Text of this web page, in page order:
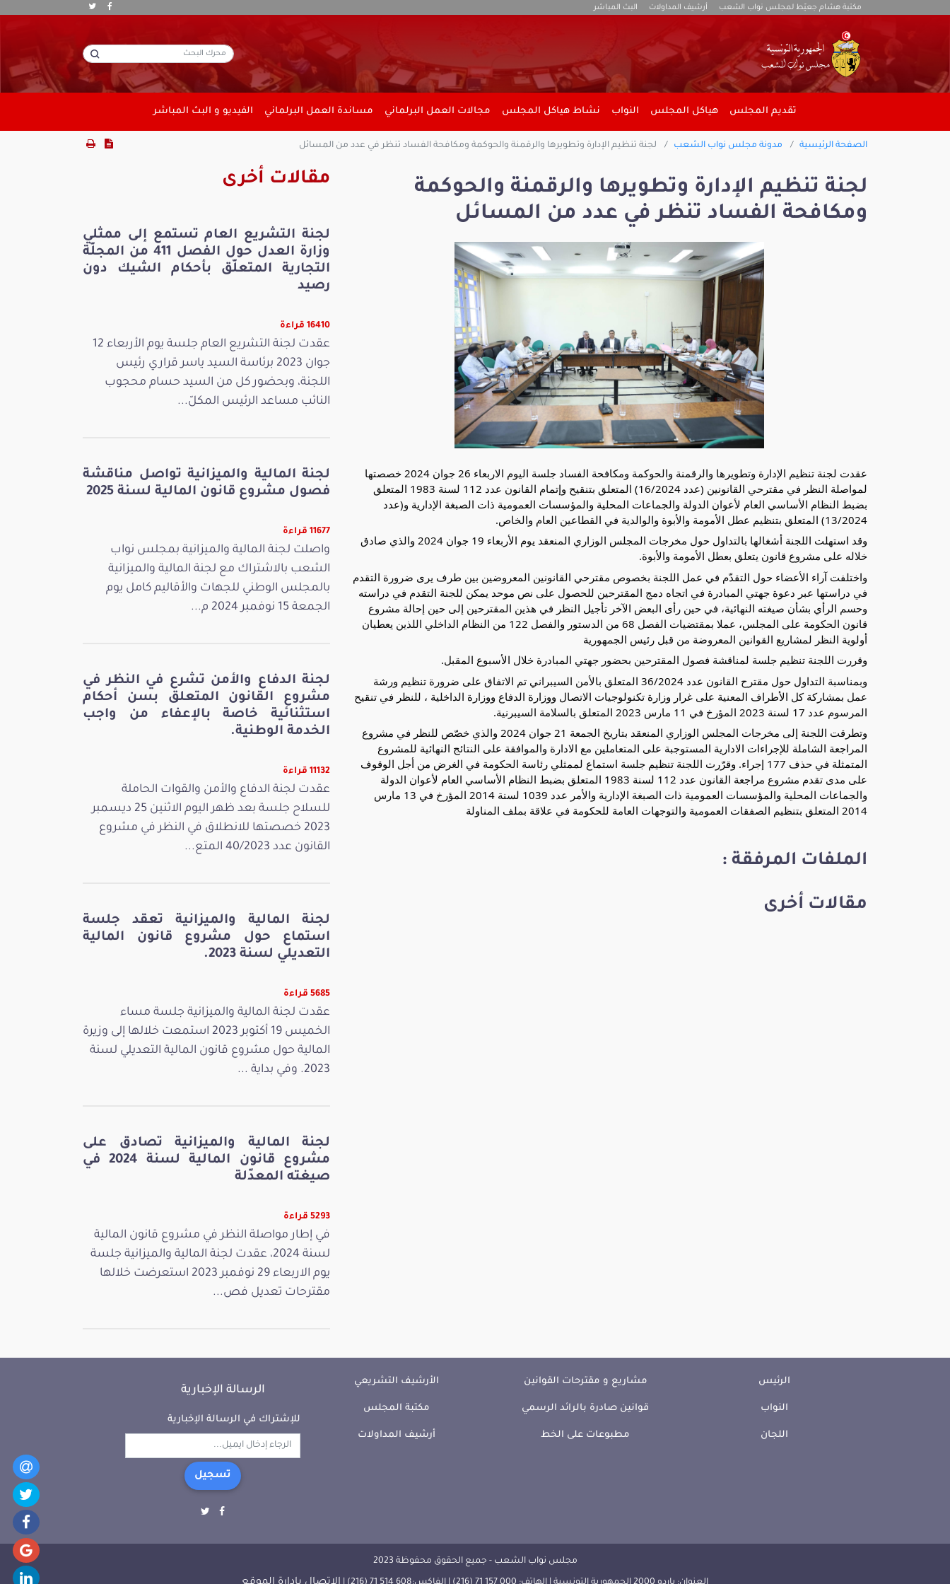
مكتبة هشام جعيّط لمجلس نواب الشعب أرشيف المداولات البث المباشر
تقديم المجلس هياكل المجلس النواب نشاط هياكل المجلس مجالات العمل البرلماني مساندة العمل البرلماني الفيديو و البث المباشر
الصفحة الرئيسية مدونة مجلس نواب الشعب لجنة تنظيم الإدارة وتطويرها والرقمنة والحوكمة ومكافحة الفساد تنظر في عدد من المسائل
لجنة تنظيم الإدارة وتطويرها والرقمنة والحوكمة
ومكافحة الفساد تنظر في عدد من المسائل
عقدت لجنة تنظيم الإدارة وتطويرها والرقمنة والحوكمة ومكافحة الفساد جلسة اليوم الاربعاء 26 جوان 2024 خصصتها
لمواصلة النظر في مقترحي القانونين (عدد 16/2024) المتعلق بتنقيح وإتمام القانون عدد 112 لسنة 1983 المتعلق
بضبط النظام الأساسي العام لأعوان الدولة والجماعات المحلية والمؤسسات العمومية ذات الصبغة الإدارية و(عدد
13/2024) المتعلق بتنظيم عطل الأمومة والأبوة والوالدية في القطاعين العام والخاص.
وقد استهلت اللجنة أشغالها بالتداول حول مخرجات المجلس الوزاري المنعقد يوم الأربعاء 19 جوان 2024 والذي صادق
خلاله على مشروع قانون يتعلق بعطل الأمومة والأبوة.
واختلفت آراء الأعضاء حول التقدّم في عمل اللجنة بخصوص مقترحي القانونين المعروضين بين طرف يرى ضرورة التقدم
في دراستها عبر دعوة جهتي المبادرة في اتجاه دمج المقترحين للحصول على نص موحد يمكن للجنة التقدم في دراسته
وحسم الرأي بشأن صيغته النهائية، في حين رأى البعض الآخر تأجيل النظر في هذين المقترحين إلى حين إحالة مشروع
قانون الحكومة على المجلس، عملا بمقتضيات الفصل 68 من الدستور والفصل 122 من النظام الداخلي اللذين يعطيان
أولوية النظر لمشاريع القوانين المعروضة من قبل رئيس الجمهورية
وقررت اللجنة تنظيم جلسة لمناقشة فصول المقترحين بحضور جهتي المبادرة خلال الأسبوع المقبل.
وبمناسبة التداول حول مقترح القانون عدد 36/2024 المتعلق بالأمن السيبراني تم الاتفاق على ضرورة تنظيم ورشة
عمل بمشاركة كل الأطراف المعنية على غرار وزارة تكنولوجيات الاتصال ووزارة الدفاع ووزارة الداخلية ، للنظر في تنقيح
المرسوم عدد 17 لسنة 2023 المؤرخ في 11 مارس 2023 المتعلق بالسلامة السيبرنية.
وتطرقت اللجنة إلى مخرجات المجلس الوزاري المنعقد بتاريخ الجمعة 21 جوان 2024 والذي خصّص للنظر في مشروع
المراجعة الشاملة للإجراءات الادارية المستوجبة على المتعاملين مع الادارة والموافقة على النتائج النهائية للمشروع
المتمثلة في حذف 177 إجراء. وقرّرت اللجنة تنظيم جلسة استماع لممثلي رئاسة الحكومة في الغرض من أجل الوقوف
على مدى تقدم مشروع مراجعة القانون عدد 112 لسنة 1983 المتعلق بضبط النظام الأساسي العام لأعوان الدولة
والجماعات المحلية والمؤسسات العمومية ذات الصبغة الإدارية والأمر عدد 1039 لسنة 2014 المؤرخ في 13 مارس
2014 المتعلق بتنظيم الصفقات العمومية والتوجهات العامة للحكومة في علاقة بملف المناولة
الملفات المرفقة :
مقالات أخرى
مقالات أخرى
لجنة التشريع العام تستمع إلى ممثلي
وزارة العدل حول الفصل 411 من المجلّة
التجارية المتعلّق بأحكام الشيك دون
رصيد
16410 قراءة
عقدت لجنة التشريع العام جلسة يوم الأربعاء 12
جوان 2023 برئاسة السيد ياسر قراري رئيس
اللجنة، وبحضور كل من السيد حسام محجوب
النائب مساعد الرئيس المكلّ...
لجنة المالية والميزانية تواصل مناقشة
فصول مشروع قانون المالية لسنة 2025
11677 قراءة
واصلت لجنة المالية والميزانية بمجلس نواب
الشعب بالاشتراك مع لجنة المالية والميزانية
بالمجلس الوطني للجهات والأقاليم كامل يوم
الجمعة 15 نوفمبر 2024 م...
لجنة الدفاع والأمن تشرع في النظر في
مشروع القانون المتعلق بسن أحكام
استثنائية خاصة بالإعفاء من واجب
الخدمة الوطنية.
11132 قراءة
عقدت لجنة الدفاع والأمن والقوات الحاملة
للسلاح جلسة بعد ظهر اليوم الاثنين 25 ديسمبر
2023 خصصتها للانطلاق في النظر في مشروع
القانون عدد 40/2023 المتع...
لجنة المالية والميزانية تعقد جلسة
استماع حول مشروع قانون المالية
التعديلي لسنة 2023.
5685 قراءة
عقدت لجنة المالية والميزانية جلسة مساء
الخميس 19 أكتوبر 2023 استمعت خلالها إلى وزيرة
المالية حول مشروع قانون المالية التعديلي لسنة
2023. وفي بداية ...
لجنة المالية والميزانية تصادق على
مشروع قانون المالية لسنة 2024 في
صيغته المعدّلة
5293 قراءة
في إطار مواصلة النظر في مشروع قانون المالية
لسنة 2024، عقدت لجنة المالية والميزانية جلسة
يوم الاربعاء 29 نوفمبر 2023 استعرضت خلالها
مقترحات تعديل فص...
الرئيس
النواب
اللجان
مشاريع و مقترحات القوانين
قوانين صادرة بالرائد الرسمي
مطبوعات على الخط
الأرشيف التشريعي
مكتبة المجلس
أرشيف المداولات
الرسالة الإخبارية
للإشتراك في الرسالة الإخبارية
تسجيل
مجلس نواب الشعب - جميع الحقوق محفوظة 2023